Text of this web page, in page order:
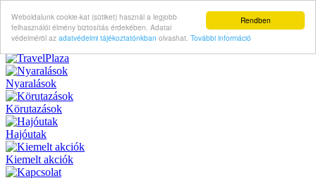
Rendben
Weboldalunk cookie-kat (sütiket) használ a legjobb
felhasználói élmény biztosítás érdekében. Adatai
védelméröl az adatvédelmi tájékoztatónkban olvashat. További információ
Nyaralások
Körutazások
Hajóutak
Kiemelt akciók